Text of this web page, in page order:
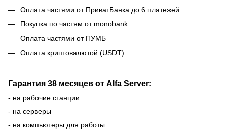
Оплата частями от ПриватБанка до 6 платежей
Покупка по частям от monobank
Оплата частями от ПУМБ
Оплата криптовалютой (USDT)
Гарантия 38 месяцев от Alfa Server:
- на рабочие станции
- на серверы
- на компьютеры для работы